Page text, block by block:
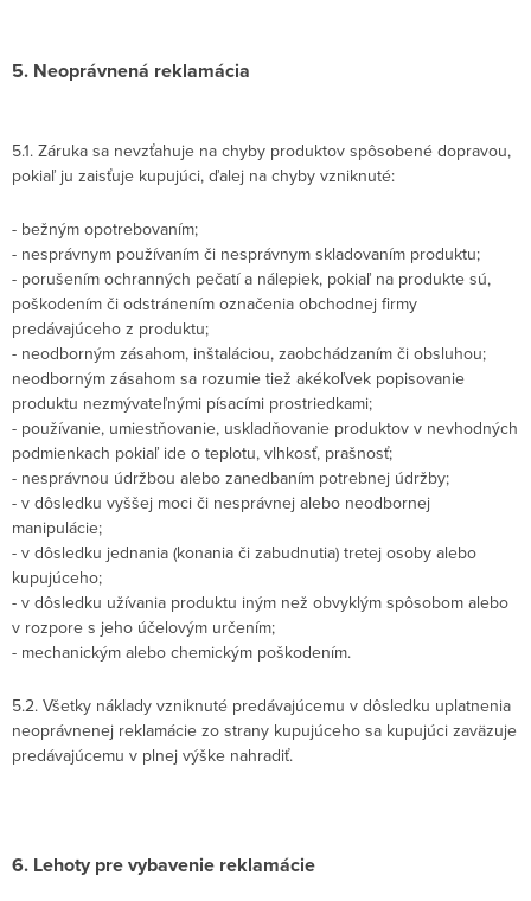
5. Neoprávnená reklamácia
5.1. Záruka sa nevzťahuje na chyby produktov spôsobené dopravou,
pokiaľ ju zaisťuje kupujúci, ďalej na chyby vzniknuté:
- bežným opotrebovaním;
- nesprávnym používaním či nesprávnym skladovaním produktu;
- porušením ochranných pečatí a nálepiek, pokiaľ na produkte sú,
poškodením či odstránením označenia obchodnej firmy
predávajúceho z produktu;
- neodborným zásahom, inštaláciou, zaobchádzaním či obsluhou;
neodborným zásahom sa rozumie tiež akékoľvek popisovanie
produktu nezmývateľnými písacími prostriedkami;
- používanie, umiestňovanie, uskladňovanie produktov v nevhodných
podmienkach pokiaľ ide o teplotu, vlhkosť, prašnosť;
- nesprávnou údržbou alebo zanedbaním potrebnej údržby;
- v dôsledku vyššej moci či nesprávnej alebo neodbornej
manipulácie;
- v dôsledku jednania (konania či zabudnutia) tretej osoby alebo
kupujúceho;
- v dôsledku užívania produktu iným než obvyklým spôsobom alebo
v rozpore s jeho účelovým určením;
- mechanickým alebo chemickým poškodením.
5.2. Všetky náklady vzniknuté predávajúcemu v dôsledku uplatnenia
neoprávnenej reklamácie zo strany kupujúceho sa kupujúci zaväzuje
predávajúcemu v plnej výške nahradiť.
6. Lehoty pre vybavenie reklamácie